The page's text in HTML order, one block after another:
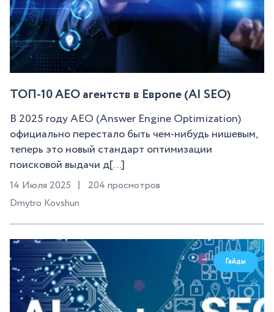
ТОП-10 AEO агентств в Европе (AI SEO)
В 2025 году AEO (Answer Engine Optimization)
официально перестало быть чем-нибудь нишевым,
теперь это новый стандарт оптимизации
поисковой выдачи д[...]
14 Июля 2025
204 просмотров
Dmytro Kovshun
Гайды